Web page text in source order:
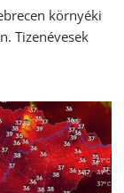
környéki
Tizenévesek